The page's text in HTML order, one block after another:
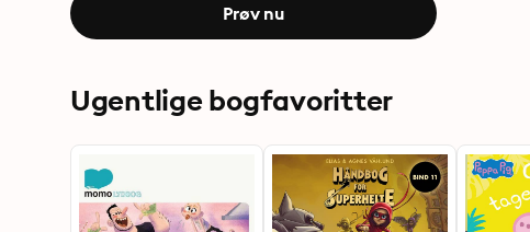
Prøv nu
Ugentlige bogfavoritter